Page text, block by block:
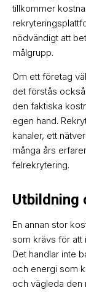
tillkommer
nödvändigt att
målgrupp.
Om ett företag
det förstås
den faktiska
egen hand.
kanaler, ett
många års
felrekrytering.
Utbildning
En annan stor
som krävs för att
Det handlar inte
och energi som
och vägleda den